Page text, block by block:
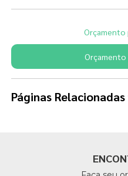
Orçamento
Páginas Relacionadas